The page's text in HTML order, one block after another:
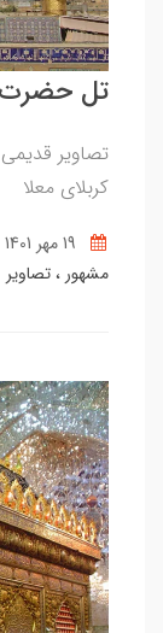
تل
تصاویر
کربلای معلا
مشهور تصاویر